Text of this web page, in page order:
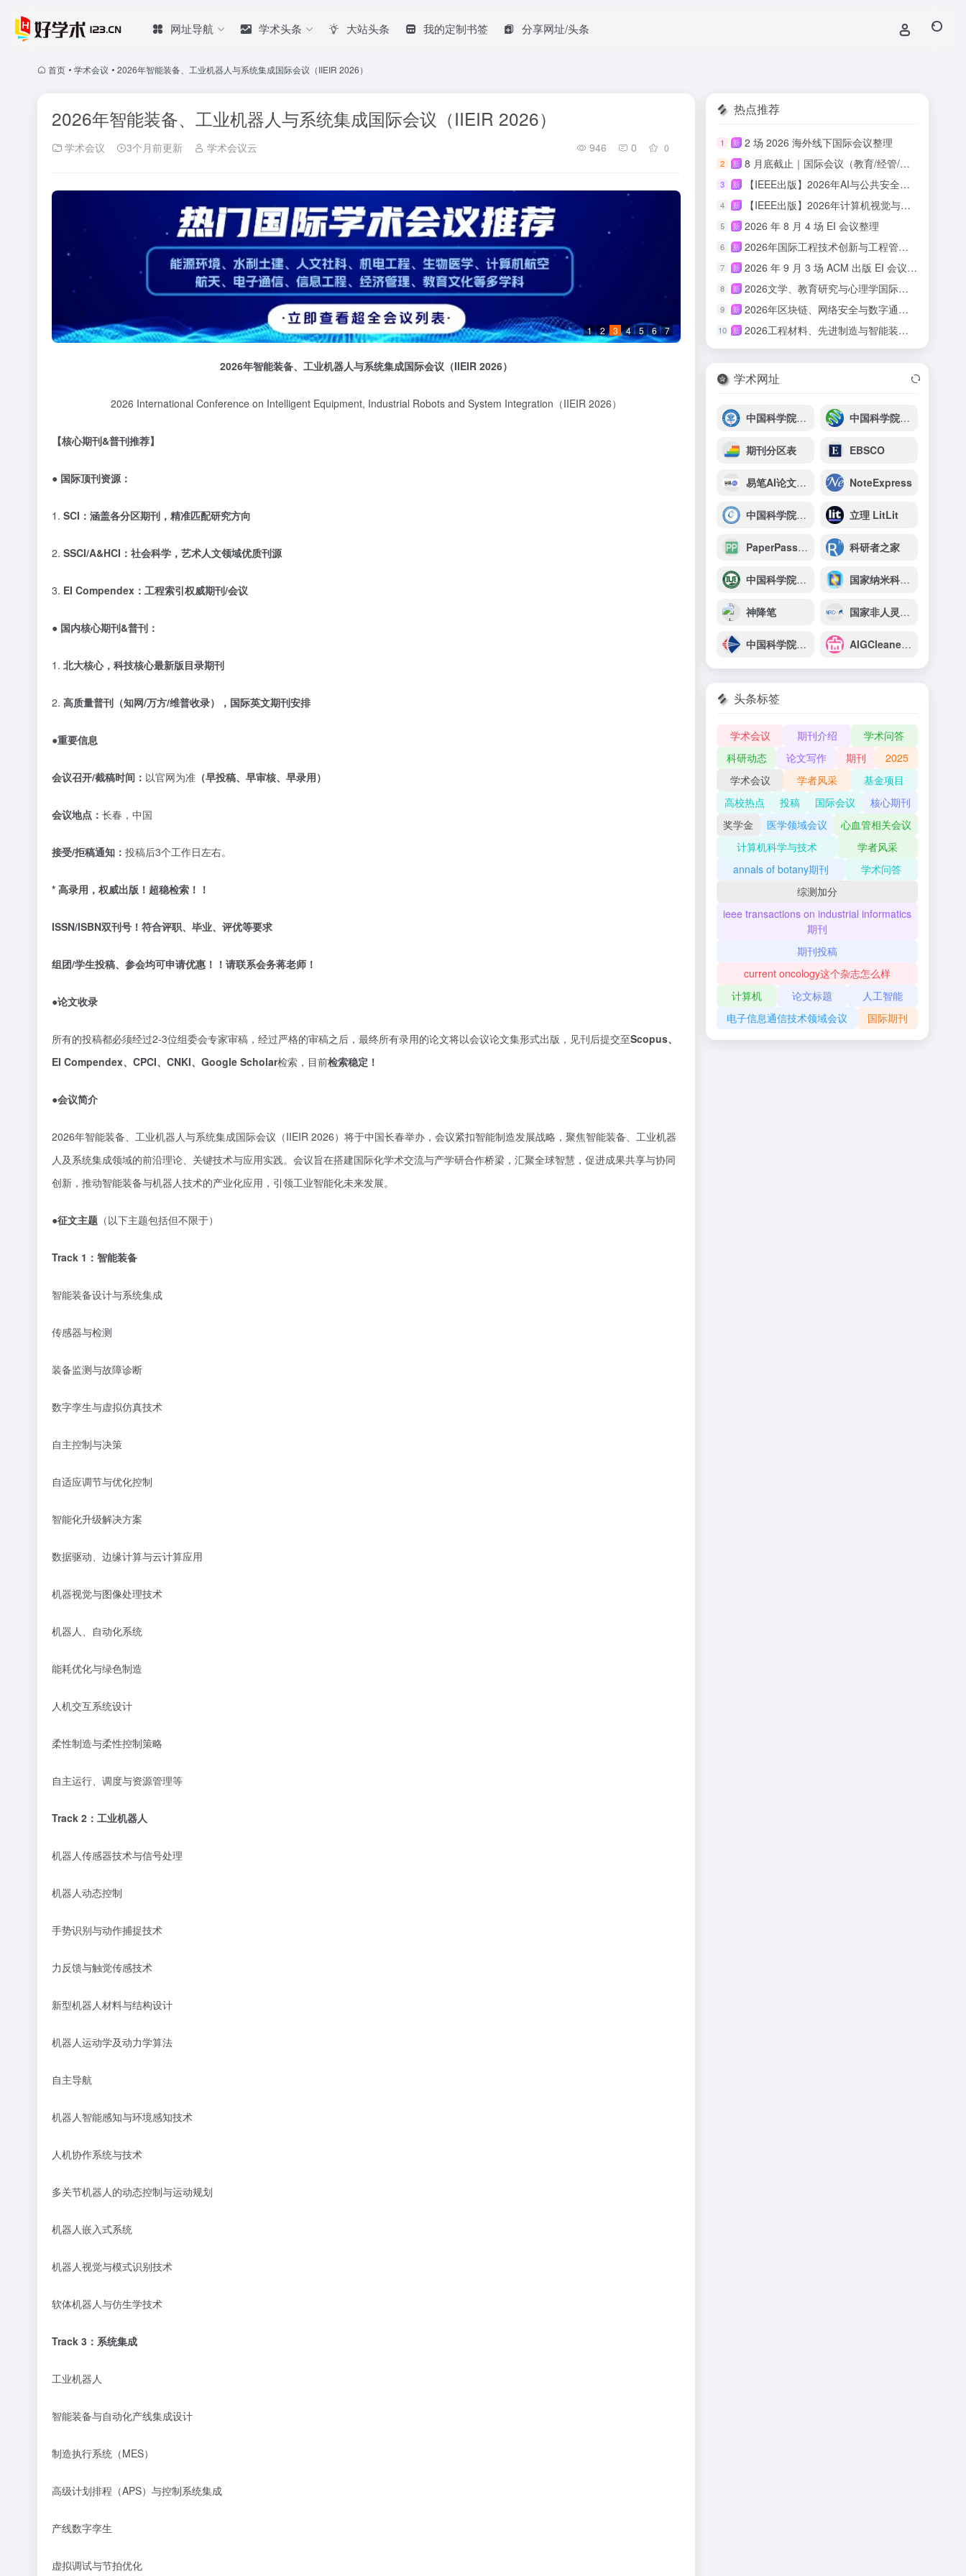
网址导航 学术头条 大站头条 我的定制书签 分享网址/头条
首页 • 学术会议 • 2026年智能装备、工业机器人与系统集成国际会议（IIEIR 2026）
2026年智能装备、工业机器人与系统集成国际会议（IIEIR 2026）
学术会议 3个月前更新 学术会议云 946 0 0
1 2 3 4 5 6 7
2026年智能装备、工业机器人与系统集成国际会议（IIEIR 2026）
2026 International Conference on Intelligent Equipment, Industrial Robots and System Integration（IIEIR 2026）
【核心期刊&普刊推荐】
● 国际顶刊资源：
1. SCI：涵盖各分区期刊，精准匹配研究方向
2. SSCI/A&HCI：社会科学，艺术人文领域优质刊源
3. EI Compendex：工程索引权威期刊/会议
● 国内核心期刊&普刊：
1. 北大核心，科技核心最新版目录期刊
2. 高质量普刊（知网/万方/维普收录），国际英文期刊安排
●重要信息
会议召开/截稿时间： 以官网为准 （早投稿、早审核、早录用）
会议地点： 长春，中国
接受/拒稿通知： 投稿后3个工作日左右。
* 高录用，权威出版！超稳检索！！
ISSN/ISBN双刊号！符合评职、毕业、评优等要求
组团/学生投稿、参会均可申请优惠！！请联系会务蒋老师！
●论文收录
所有的投稿都必须经过2-3位组委会专家审稿，经过严格的审稿之后，最终所有录用的论文将以会议论文集形式出版，见刊后提交至Scopus、
EI Compendex、CPCI、CNKI、Google Scholar检索，目前检索稳定！
●会议简介
2026年智能装备、工业机器人与系统集成国际会议（IIEIR 2026）将于中国长春举办，会议紧扣智能制造发展战略，聚焦智能装备、工业机器
人及系统集成领域的前沿理论、关键技术与应用实践。会议旨在搭建国际化学术交流与产学研合作桥梁，汇聚全球智慧，促进成果共享与协同
创新，推动智能装备与机器人技术的产业化应用，引领工业智能化未来发展。
●征文主题 （以下主题包括但不限于）
Track 1：智能装备
智能装备设计与系统集成
传感器与检测
装备监测与故障诊断
数字孪生与虚拟仿真技术
自主控制与决策
自适应调节与优化控制
智能化升级解决方案
数据驱动、边缘计算与云计算应用
机器视觉与图像处理技术
机器人、自动化系统
能耗优化与绿色制造
人机交互系统设计
柔性制造与柔性控制策略
自主运行、调度与资源管理等
Track 2 ： 工业机器人
机器人传感器技术与信号处理
机器人动态控制
手势识别与动作捕捉技术
力反馈与触觉传感技术
新型机器人材料与结构设计
机器人运动学及动力学算法
自主导航
机器人智能感知与环境感知技术
人机协作系统与技术
多关节机器人的动态控制与运动规划
机器人嵌入式系统
机器人视觉与模式识别技术
软体机器人与仿生学技术
Track 3 ： 系统集成
工业机器人
智能装备与自动化产线集成设计
制造执行系统（MES）
高级计划排程（APS）与控制系统集成
产线数字孪生
虚拟调试与节拍优化
热点推荐
1 新 2 场 2026 海外线下国际会议整理
2 新 8 月底截止｜国际会议（教育/经管/心理/传媒/人文适用）
3 新 【IEEE出版】2026年AI与公共安全国际学术会议
4 新 【IEEE出版】2026年计算机视觉与具身智能国际学术会议
5 新 2026 年 8 月 4 场 EI 会议整理
6 新 2026年国际工程技术创新与工程管理研讨会 （ISETIM 2026）
7 新 2026 年 9 月 3 场 ACM 出版 EI 会议汇总
8 新 2026文学、教育研究与心理学国际会议(ICLERP 2026)
9 新 2026年区块链、网络安全与数字通信国际会议（ICBCBC 2026）
10 新 2026工程材料、先进制造与智能装备国际会议（ICEMAMIE 2026）
学术网址
中国科学院半导体研究所 中国科学院东北地理与农业生态研究所
期刊分区表 EBSCO
易笔AI论文写作 NoteExpress
中国科学院地理科学与资源研究所 立理 LitLit
PaperPass官网 科研者之家
中国科学院城市环境研究所 国家纳米科学中心
神降笔 国家非人灵长类实验动物资源库
中国科学院西安光学精密机械研究所 AIGCleaner AIGC清理大师官网
头条标签
学术会议 期刊介绍
学术问答
科研动态
论文写作 期刊
2025
学术会议
学者风采
基金项目
高校热点
投稿 国际会议
核心期刊
奖学金
医学领域会议
心血管相关会议
计算机科学与技术
学者风采
annals of botany期刊
学术问答
综测加分
ieee transactions on industrial informatics
期刊
期刊投稿
current oncology这个杂志怎么样
计算机
论文标题
人工智能
电子信息通信技术领域会议
国际期刊